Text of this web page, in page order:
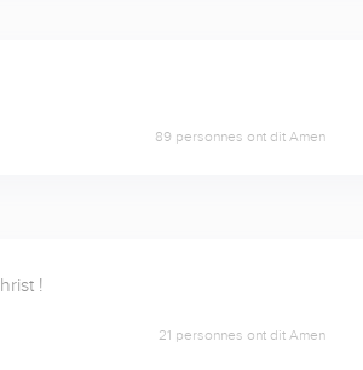
89 personnes ont dit Amen
!
21 personnes ont dit Amen